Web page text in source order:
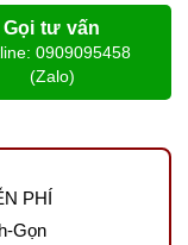
Gọi tư vấn
0909095458
(Zalo)
PHÍ
Gọn